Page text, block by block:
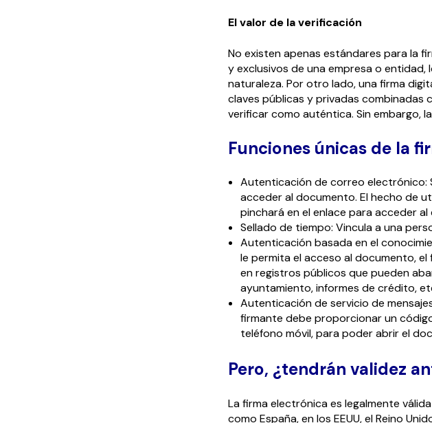
El valor de la verificación
No existen apenas estándares para la
y exclusivos de una empresa o
naturaleza. Por otro lado, una firma
claves públicas y privadas combinadas
verificar como auténtica. Sin embargo,
Funciones únicas de la
Autenticación de correo electrónico:
acceder al documento. El hecho de
pinchará en el enlace para acceder
Sellado de tiempo: Vincula a una
Autenticación basada en el
le permita el acceso al documento,
en registros públicos que pueden
ayuntamiento, informes de crédito,
Autenticación de servicio de
firmante debe proporcionar un
teléfono móvil, para poder abrir el
Pero, ¿tendrán validez
La firma electrónica es legalmente
como España, en los EEUU, el Reino